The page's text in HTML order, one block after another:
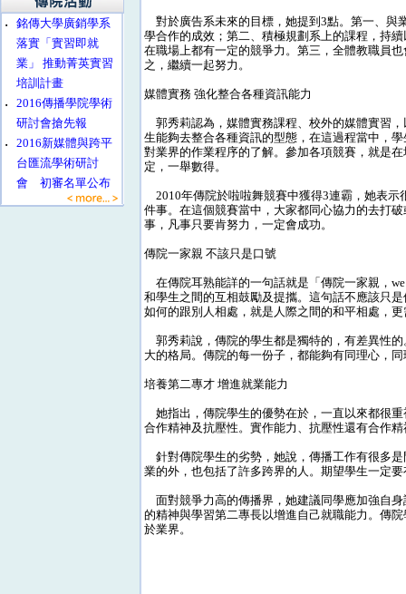
‧
銘傳大學廣銷學系
落實「實習即就
業」 推動菁英實習
培訓計畫
‧
2016傳播學院學術
研討會搶先報
‧
2016新媒體與跨平
台匯流學術研討
會 初審名單公布
對於廣告系未來的目標，她提到3點。第一、與
學合作的成效；第二、積極規劃系上的課程，持
在職場上都有一定的競爭力。第三，全體教職員
之，繼續一起努力。
媒體實務 強化整合各種資訊能力
郭秀莉認為，媒體實務課程、校外的媒體實習
生能夠去整合各種資訊的型態，在這過程當中，
對業界的作業程序的了解。參加各項競賽，就是
定，一舉數得。
2010年傳院於啦啦舞競賽中獲得3連霸，她表示
件事。在這個競賽當中，大家都同心協力的去打
事，凡事只要肯努力，一定會成功。
傳院一家親 不該只是口號
在傳院耳熟能詳的一句話就是「傳院一家親，
和學生之間的互相鼓勵及提攜。這句話不應該只
如何的跟別人相處，就是人際之間的和平相處，
郭秀莉說，傳院的學生都是獨特的，有差異性
大的格局。傳院的每一份子，都能夠有同理心，
培養第二專才 增進就業能力
她指出，傳院學生的優勢在於，一直以來都很
合作精神及抗壓性。實作能力、抗壓性還有合作
針對傳院學生的劣勢，她說，傳播工作有很多
業的外，也包括了許多跨界的人。期望學生一定
面對競爭力高的傳播界，她建議同學應加強自
的精神與學習第二專長以增進自己就職能力。傳
於業界。